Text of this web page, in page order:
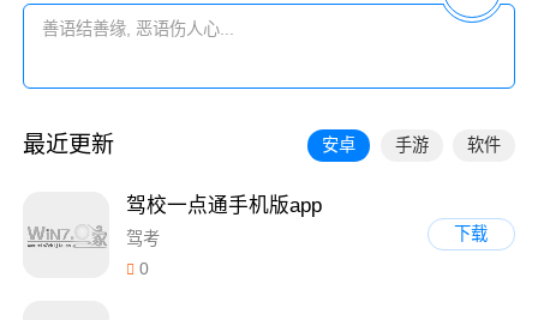
最近更新 安卓 手游 软件
驾校一点通手机版app
驾考
0
下载